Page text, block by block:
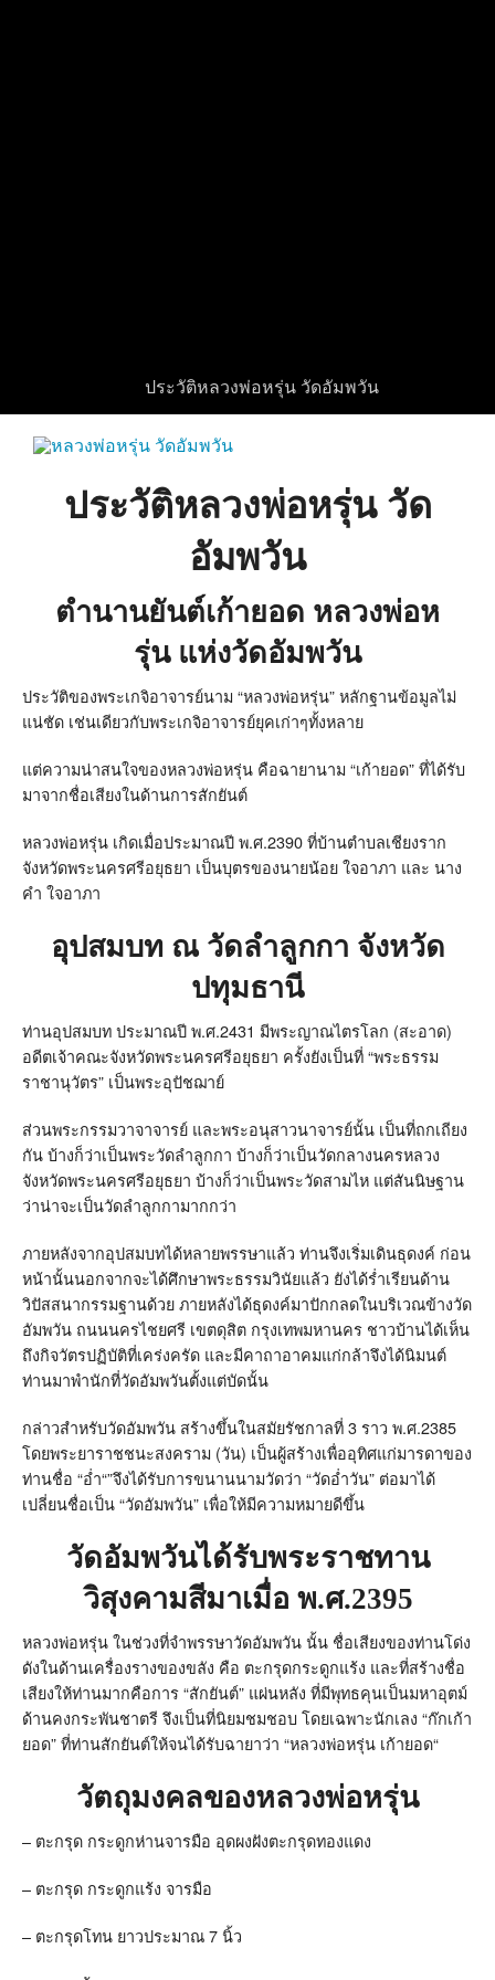
ประวัติหลวงพ่อหรุ่น วัดอัมพวัน
ประวัติหลวงพ่อหรุ่น วัด
อัมพวัน
ตำนานยันต์เก้ายอด หลวงพ่อห
รุ่น แห่งวัดอัมพวัน
ประวัติของพระเกจิอาจารย์นาม “หลวงพ่อหรุ่น”หลักฐานข้อมูลไม่
แน่ชัด เช่นเดียวกับพระเกจิอาจารย์ยุคเก่าๆทั้งหลาย
แต่ความน่าสนใจของหลวงพ่อหรุ่น คือฉายานาม “เก้ายอด”ที่ได้รับ
มาจากชื่อเสียงในด้านการสักยันต์
หลวงพ่อหรุ่น เกิดเมื่อประมาณปี พ.ศ.2390ที่บ้านตำบลเชียงราก
จังหวัดพระนครศรีอยุธยา เป็นบุตรของนายน้อย ใจอาภา และ นาง
คำ ใจอาภา
อุปสมบท ณ วัดลำลูกกา จังหวัด
ปทุมธานี
ท่านอุปสมบทประมาณปี พ.ศ.2431 มีพระญาณไตรโลก (สะอาด)
อดีตเจ้าคณะจังหวัดพระนครศรีอยุธยา ครั้งยังเป็นที่“พระธรรม
ราชานุวัตร” เป็นพระอุปัชฌาย์
ส่วนพระกรรมวาจาจารย์ และพระอนุสาวนาจารย์นั้น เป็นที่ถกเถียง
กัน บ้างก็ว่าเป็นพระวัดลำลูกกา บ้างก็ว่าเป็นวัดกลางนครหลวง
จังหวัดพระนครศรีอยุธยา บ้างก็ว่าเป็นพระวัดสามไห แต่สันนิษฐาน
ว่าน่าจะเป็นวัดลำลูกกามากกว่า
ภายหลังจากอุปสมบทได้หลายพรรษาแล้ว ท่านจึงเริ่มเดินธุดงค์ ก่อน
หน้านั้นนอกจากจะได้ศึกษาพระธรรมวินัยแล้ว ยังได้ร่ำเรียนด้าน
วิปัสสนากรรมฐานด้วย ภายหลังได้ธุดงค์มาปักกลดในบริเวณข้างวัด
อัมพวัน ถนนนครไชยศรี เขตดุสิต กรุงเทพมหานคร ชาวบ้านได้เห็น
ถึงกิจวัตรปฏิบัติที่เคร่งครัด และมีคาถาอาคมแก่กล้าจึงได้นิมนต์
ท่านมาพำนักที่วัดอัมพวันตั้งแต่บัดนั้น
กล่าวสำหรับวัดอัมพวัน สร้างขึ้นในสมัยรัชกาลที่3ราว พ.ศ.2385
โดยพระยาราชชนะสงคราม (วัน) เป็นผู้สร้างเพื่ออุทิศแก่มารดาของ
ท่านชื่อ “อ่ำ“”จึงได้รับการขนานนามวัดว่า “วัดอ่ำวัน” ต่อมาได้
เปลี่ยนชื่อเป็น“วัดอัมพวัน” เพื่อให้มีความหมายดีขึ้น
วัดอัมพวันได้รับพระราชทาน
วิสุงคามสีมาเมื่อ พ.ศ.2395
หลวงพ่อหรุ่น ในช่วงที่จำพรรษาวัดอัมพวัน นั้น ชื่อเสียงของท่านโด่ง
ดังในด้านเครื่องรางของขลัง คือ ตะกรุดกระดูกแร้ง และที่สร้างชื่อ
เสียงให้ท่านมากคือการ“สักยันต์” แผ่นหลัง ที่มีพุทธคุนเป็นมหาอุตม์
ด้านคงกระพันชาตรี จึงเป็นที่นิยมชมชอบโดยเฉพาะนักเลง “ก๊กเก้า
ยอด”ที่ท่านสักยันต์ให้จนได้รับฉายาว่า “หลวงพ่อหรุ่น เก้ายอด“
วัตถุมงคลของหลวงพ่อหรุ่น
– ตะกรุด กระดูกห่านจารมือ อุดผงฝังตะกรุดทองแดง
– ตะกรุด กระดูกแร้ง จารมือ
– ตะกรุดโทน ยาวประมาณ7นิ้ว